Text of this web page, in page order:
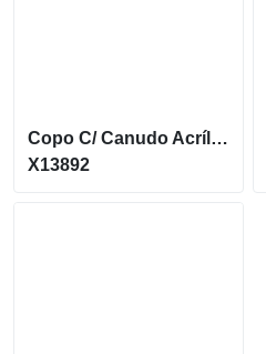
Copo C/ Canudo Acrílico 1 Litro
X13892